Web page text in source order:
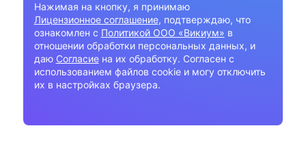
Нажимая на кнопку, я принимаю
Лицензионное соглашение, подтверждаю, что
ознакомлен с Политикой ООО «Викиум» в
отношении обработки персональных данных, и
даю Согласиена их обработку. Согласен с
использованием файлов cookie и могу отключить
их в настройках браузера.